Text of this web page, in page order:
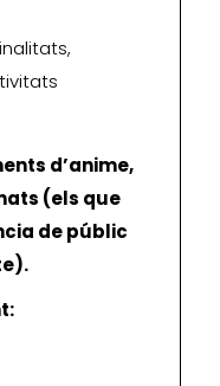
d’anime,
(els que
de públic